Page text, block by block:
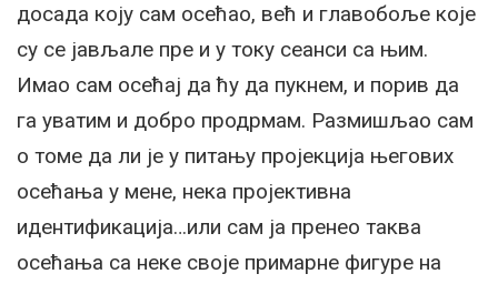
досада коју сам осећао, већ и главобоље које
су се јављале пре и у току сеанси са њим.
Имао сам осећај да ћу да пукнем, и порив да
га уватим и добро продрмам. Размишљао сам
о томе да ли је у питању пројекција његових
осећања у мене, нека пројективна
идентификација…или сам ја пренео таква
осећања са неке своје примарне фигуре на